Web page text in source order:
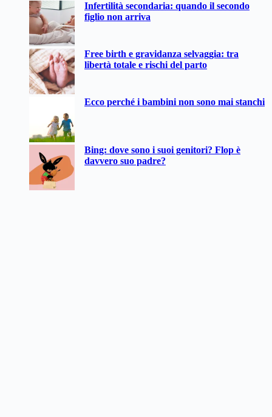
Infertilità secondaria: quando il secondo
figlio non arriva
Free birth e gravidanza selvaggia: tra
libertà totale e rischi del parto
Ecco perché i bambini non sono mai stanchi
Bing: dove sono i suoi genitori? Flop è
davvero suo padre?